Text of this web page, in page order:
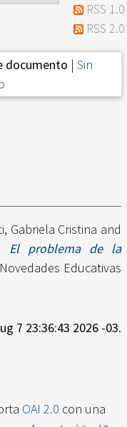
RSS 1.0
RSS 2.0
documento | Sin
Gabriela Cristina and
El problema de la
Educativas
7 23:36:43 2026 -03.
OAI 2.0 con una